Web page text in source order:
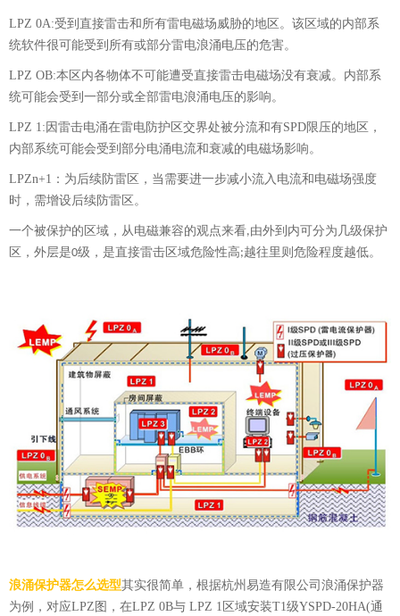
LPZ 0A:受到直接雷击和所有雷电磁场威胁的地区。该区域的内部系
统软件很可能受到所有或部分雷电浪涌电压的危害。
LPZ OB:本区内各物体不可能遭受直接雷击电磁场没有衰减。内部系
统可能会受到一部分或全部雷电浪涌电压的影响。
LPZ 1: 因雷击电涌在雷电防护区交界处被分流和有SPD限压的地区，
内部系统可能会受到部分电涌电流和衰减的电磁场影响。
LPZn+1 ：为后续防雷区，当需要进一步减小流入电流和电磁场强度
时，需增设后续防雷区。
一个被保护的区域，从电磁兼容的观点来看,由外到内可分为几级保护
区，外层是0级，是直接雷击区域危险性高;越往里则危险程度越低。
浪涌保护器怎么选型其实很简单，根据杭州易造有限公司浪涌保护器
为例，对应LPZ 图，在LPZ 0B与 LPZ 1 区域安装T1级YSPD-20HA(通